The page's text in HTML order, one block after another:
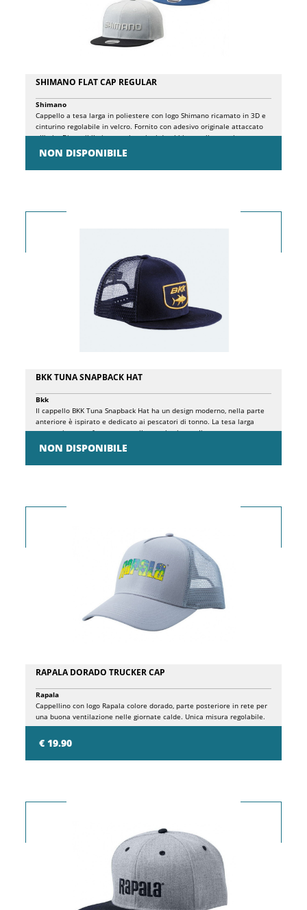
confortevoleDisponibile in due varianti colore: Blu – Nero
SHIMANO FLAT CAP REGULAR
NON DISPONIBILE
Shimano
Cappello a tesa larga in poliestere con logo Shimano ricamato in 3D e
cinturino regolabile in velcro. Fornito con adesivo originale attaccato
all'orlo. Disponibile in tre colorazioni da abbinare alla maggior parte
degli stili di pesca: nero, grigio chiaro e blu navy.
BKK TUNA SNAPBACK HAT
NON DISPONIBILE
Bkk
Il cappello BKK Tuna Snapback Hat ha un design moderno, nella parte
anteriore è ispirato e dedicato ai pescatori di tonno. La tesa larga
caratterizza una forma a cappello snapback e un Il tessuto a rete
garantisce la ventilazione necessaria per essere indossato per l'intera
giornata in acqua.
RAPALA DORADO TRUCKER CAP
€ 19.90
Rapala
Cappellino con logo Rapala colore dorado, parte posteriore in rete per
una buona ventilazione nelle giornate calde. Unica misura regolabile.